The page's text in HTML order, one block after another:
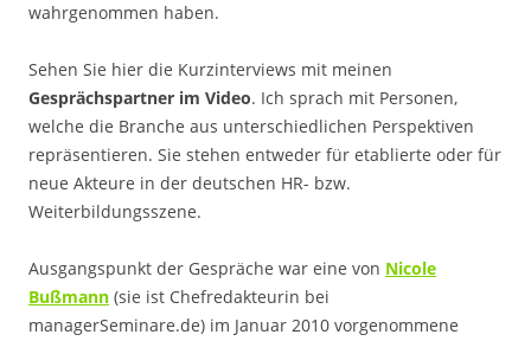
wahrgenommen haben.
Sehen Sie hier die Kurzinterviews mit meinen
Gesprächspartner im Video. Ich sprach mit Personen,
welche die Branche aus unterschiedlichen Perspektiven
repräsentieren. Sie stehen entweder für etablierte oder für
neue Akteure in der deutschen HR- bzw.
Weiterbildungsszene.
Ausgangspunkt der Gespräche war eine von Nicole
Bußmann (sie ist Chefredakteurin bei
managerSeminare.de) im Januar 2010 vorgenommene